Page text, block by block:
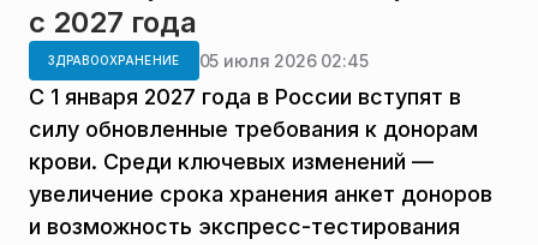
с 2027 года
ЗДРАВООХРАНЕНИЕ 05 июля 2026 02:45
С 1 января 2027 года в России вступят в
силу обновленные требования к донорам
крови. Среди ключевых изменений —
увеличение срока хранения анкет доноров
и возможность экспресс-тестирования